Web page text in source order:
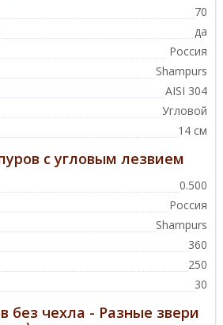
70
да
Россия
Shampurs
AISI 304
Угловой
14 см
с угловым лезвием
0.500
Россия
Shampurs
360
250
30
без чехла - Разные звери